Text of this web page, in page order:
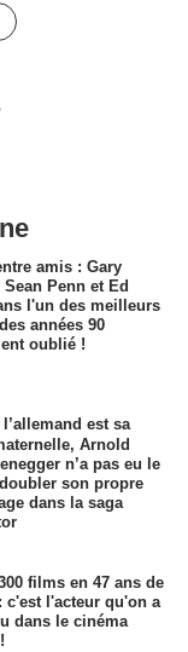
amis : Gary
Penn et Ed
l'un des meilleurs
années 90
oublié !
l’allemand est sa
Arnold
n’a pas eu le
son propre
dans la saga
films en 47 ans de
c'est l'acteur qu'on a
dans le cinéma